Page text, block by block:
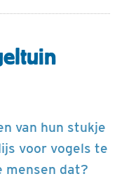
van hun stukje
voor vogels te
mensen dat?